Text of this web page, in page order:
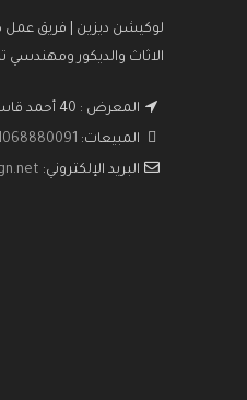
لوكيشن ديزين | فريق
الاثاث والديكور ومهندسي
المعرض : 40 أحمد قاسم جوده - مدينة نصر
المبيعات:
البريد الإلكتروني: